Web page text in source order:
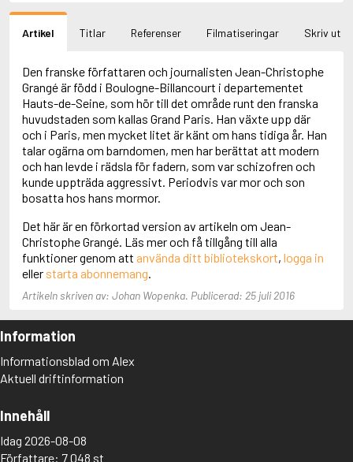
Adnan, Etel
Adolfsson, Evert
Adolfsson, Gunnar
Adolfsson, Josefine
Adolfsson, Maria
Adolphsen, Peter
Artikel Titlar Referenser Filmatiseringar Skriv ut
Den franske författaren och journalisten Jean-Christophe
Grangé är född i Boulogne-Billancourt i departementet
Hauts-de-Seine, som hör till det område runt den franska
huvudstaden som kallas Grand Paris. Han växte upp där
och i Paris, men mycket litet är känt om hans tidiga år. Han
talar ogärna om barndomen, men har berättat att modern
och han levde i rädsla för fadern, som var schizofren och
kunde uppträda aggressivt. Periodvis var mor och son
bosatta hos hans mormor.
Det här är en förkortad version av artikeln om Jean-
Christophe Grangé. Läs mer och få tillgång till alla
funktioner genom att använda ditt bibliotekskort, logga in
eller starta abonnemang
Artikeln skriven av: Johan Wopenka. Publicerad: 25 juli 2016
Information
Informationsblad om Alex
Aktuell driftinformation
Innehåll
Idag 2026-08-08
Författare: 7 048 st